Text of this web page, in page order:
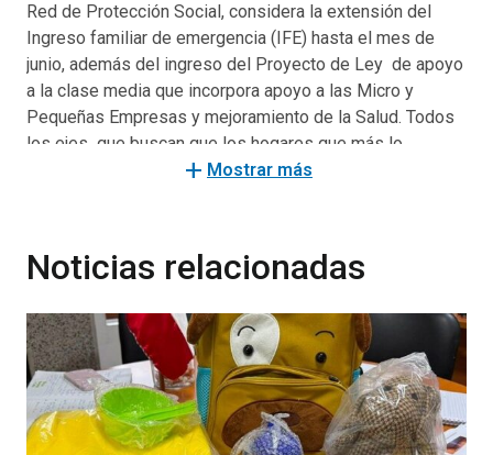
Red de Protección Social, considera la extensión del
Ingreso familiar de emergencia (IFE) hasta el mes de
junio, además del ingreso del Proyecto de Ley de apoyo
a la clase media que incorpora apoyo a las Micro y
Pequeñas Empresas y mejoramiento de la Salud. Todos
los ejes que buscan que los hogares que más lo
necesitan afronten de mejor manera los efectos de la
el anuncio considera cinco pilares: Mayor protección del
las clase media; Mayor Protección del Empleo;
Fortalecimiento del Apoyo a las Pymes y Fortalecimiento
del Plan de Salud.
ANUNCIOS
add Mostrar más
Noticias relacionadas